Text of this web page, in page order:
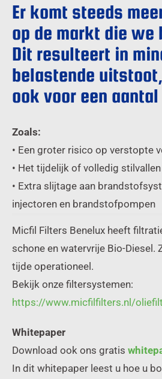
Er komt steeds
op de markt die we
Dit resulteert in
belastende
ook voor een
Zoals:
• Een groter risico op verstopte
• Het tijdelijk of volledig
• Extra slijtage aan
injectoren en brandstofpompen
Micfil Filters Benelux heeft
schone en watervrije Bio-Diesel.
tijde operationeel.
Bekijk onze filtersystemen:
https://www.micfilfilters.nl/
Whitepaper
Download ook ons gratis
In dit whitepaper leest u hoe u